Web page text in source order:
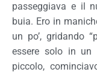
passeggiava e il
buia. Ero in
un po’, gridando
essere solo in un
piccolo,